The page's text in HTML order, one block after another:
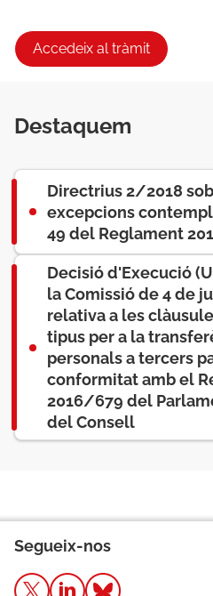
Accedeix al tràmit
Destaquem
Directrius 2/2018
excepcions
49 del Reglament
Decisió d'Execució
la Comissió de 4 de
relativa a les
tipus per a la
personals a tercers
conformitat amb el
2016/679 del
del Consell
Segueix-nos